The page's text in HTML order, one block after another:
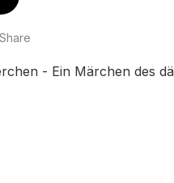
Share
- Ein Märchen des